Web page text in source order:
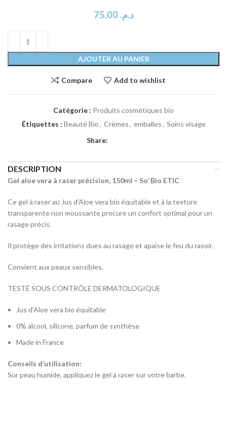
د.م. 75,00
AJOUTER AU PANIER
Compare Add to wishlist
Catégorie : Produits cosmétiques bio
Étiquettes : Beauté Bio, Crèmes, emballes, Soins visage
Share:
DESCRIPTION
Gel aloe vera à raser précision, 150ml – So’ Bio ETIC
Ce gel à raser au Jus d’Aloe vera bio équitable et à la texture
transparente non moussante procure un confort optimal pour un
rasage précis.
Il protège des irritations dues au rasage et apaise le feu du rasoir.
Convient aux peaux sensibles.
TESTÉ SOUS CONTRÔLE DERMATOLOGIQUE
Jus d’Aloe vera bio équitable
0% alcool, silicone, parfum de synthèse
Made in France
Conseils d’utilisation:
Sur peau humide, appliquez le gel à raser sur votre barbe.